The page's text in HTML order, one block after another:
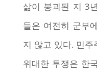
삶이 붕괴된 지 3
들은 여전히 군부
지 않고 있다. 민
위대한 투쟁은 한